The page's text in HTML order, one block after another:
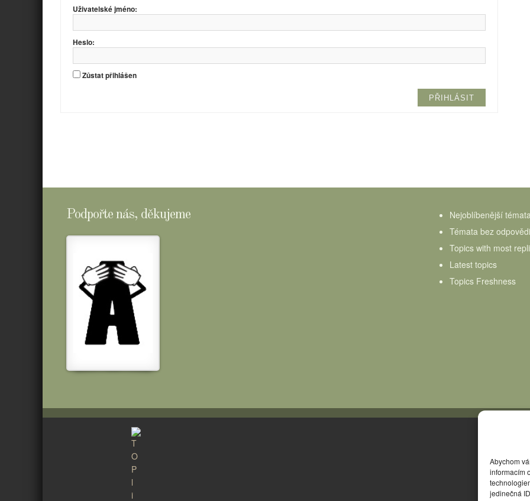
Abychom
informacím
jedinečná
Uživatelské jméno:
Heslo:
Zůstat přihlášen
PŘIHLÁSIT
Podpořte nás, děkujeme
Nejoblíbenější
Témata bez odpovědi
Topics with most
Latest topics
Topics Freshness